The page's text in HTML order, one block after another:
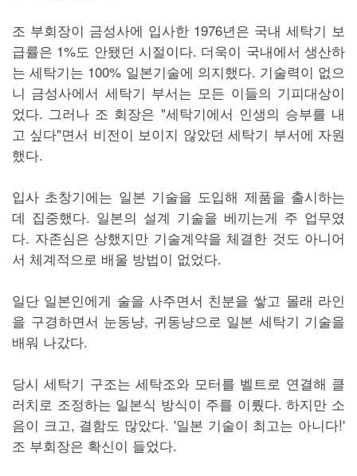
조 부회장이 금성사에 입사한 1976년은 국내 세탁기 보
급률은 1%도 안됐던 시절이다. 더욱이 국내에서 생산하
는 세탁기는 100% 일본기술에 의지했다. 기술력이 없으
니 금성사에서 세탁기 부서는 모든 이들의 기피대상이
었다. 그러나 조 회장은 "세탁기에서 인생의 승부를 내
고 싶다"면서 비전이 보이지 않았던 세탁기 부서에 자원
했다.
입사 초창기에는 일본 기술을 도입해 제품을 출시하는
데 집중했다. 일본의 설계 기술을 베끼는게 주 업무였
다. 자존심은 상했지만 기술계약을 체결한 것도 아니어
서 체계적으로 배울 방법이 없었다.
일단 일본인에게 술을 사주면서 친분을 쌓고 몰래 라인
을 구경하면서 눈동냥, 귀동냥으로 일본 세탁기 기술을
배워 나갔다.
당시 세탁기 구조는 세탁조와 모터를 벨트로 연결해 클
러치로 조정하는 일본식 방식이 주를 이뤘다. 하지만 소
음이 크고, 결함도 많았다. '일본 기술이 최고는 아니다!'
조 부회장은 확신이 들었다.